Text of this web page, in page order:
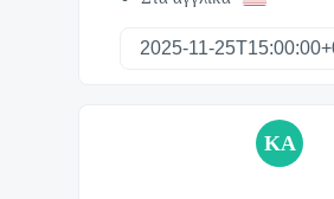
KA